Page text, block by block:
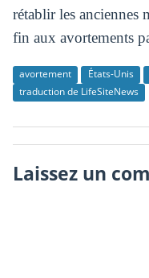
rétablir les anciennes
fin aux avortements
avortement États-Unis
traduction de LifeSiteNews
Laissez un